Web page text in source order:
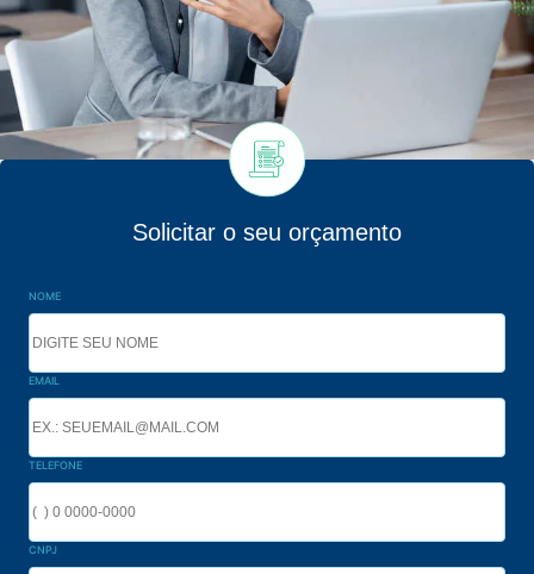
Solicitar o seu orçamento
NOME
EMAIL
TELEFONE
CNPJ